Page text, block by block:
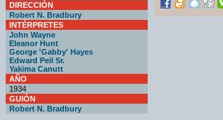
DIRECCIÓN
Robert N. Bradbury
INTÉRPRETES
John Wayne
Eleanor Hunt
George 'Gabby' Hayes
Edward Peil Sr.
Yakima Canutt
AÑO
1934
GUIÓN
Robert N. Bradbury